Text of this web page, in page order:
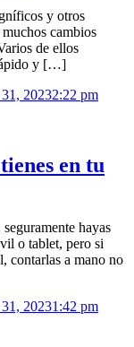
y otros
cambios
de ellos
y […]
20232:22 pm
en tu
hayas
o tablet, pero si
contarlas a mano no
20231:42 pm